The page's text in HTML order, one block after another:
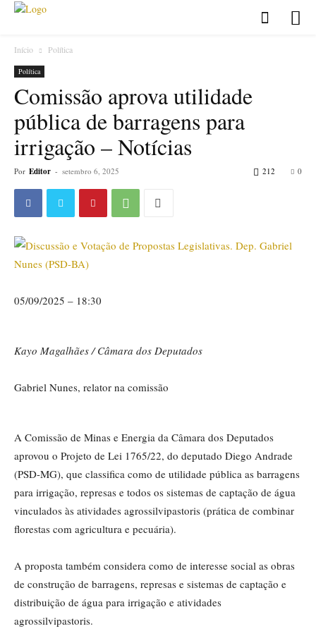
Início Política
Política
Comissão aprova utilidade
pública de barragens para
irrigação – Notícias
Por Editor - setembro 6, 2025 0
212
05/09/2025 – 18:30
Kayo Magalhães / Câmara dos Deputados
Gabriel Nunes, relator na comissão
A Comissão de Minas e Energia da Câmara dos Deputados
aprovou o Projeto de Lei 1765/22, do deputado Diego Andrade
(PSD-MG), que classifica como de utilidade pública as barragens
para irrigação, represas e todos os sistemas de captação de água
vinculados às atividades agrossilvipastoris (prática de combinar
florestas com agricultura e pecuária).
A proposta também considera como de interesse social as obras
de construção de barragens, represas e sistemas de captação e
distribuição de água para irrigação e atividades
agrossilvipastoris.